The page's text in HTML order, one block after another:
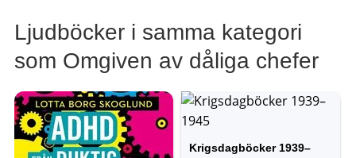
Ljudböcker i samma kategori
som Omgiven av dåliga chefer
Krigsdagböcker 1939–